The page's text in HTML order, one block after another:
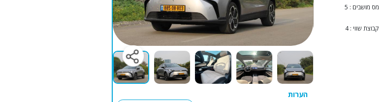
הערות
מס מושבים : 5
קבוצת שווי : 4